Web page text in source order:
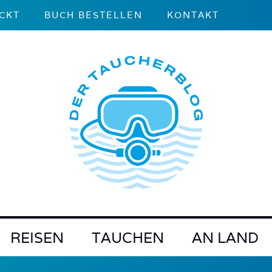
BUCH BESTELLEN KONTAKT
REISEN TAUCHEN AN LAND